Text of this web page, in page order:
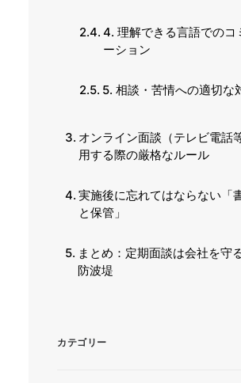
4. 理解できる言語でのコ
ーション
5. 相談・苦情への適切な
オンライン面談（テレビ電話
用する際の厳格なルール
実施後に忘れてはならない「
と保管」
まとめ：定期面談は会社を守
防波堤
カテゴリー